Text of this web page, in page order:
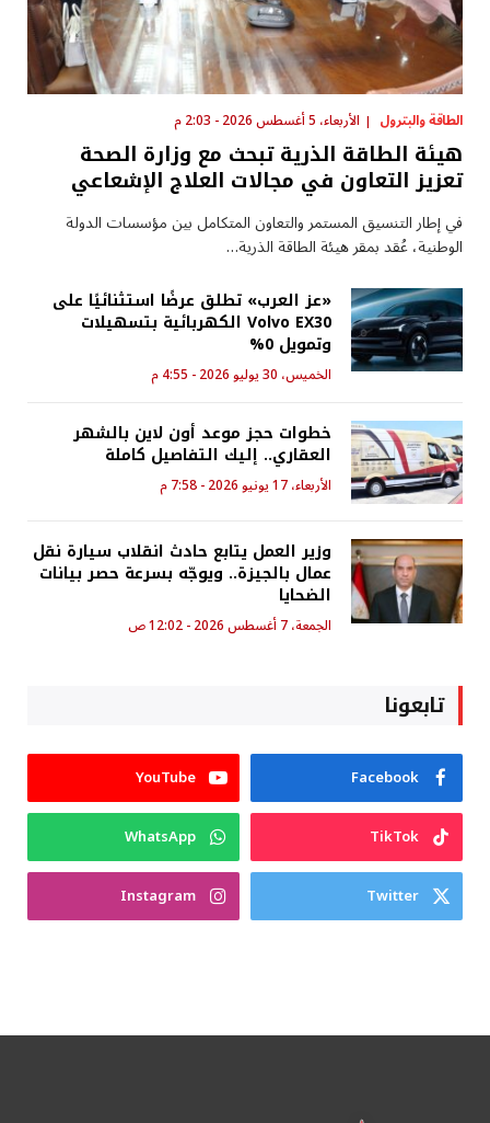
الطاقة والبترول الأربعاء، 5 أغسطس 2026 - 2:03 م
هيئة الطاقة الذرية تبحث مع وزارة الصحة
تعزيز التعاون في مجالات العلاج الإشعاعي
في إطار التنسيق المستمر والتعاون المتكامل بين مؤسسات الدولة
الوطنية، عُقد بمقر هيئة الطاقة الذرية…
«عز العرب» تطلق عرضًا استثنائيًا على
Volvo EX30 الكهربائية بتسهيلات
وتمويل 0%
الخميس، 30 يوليو 2026 - 4:55 م
خطوات حجز موعد أون لاين بالشهر
العقاري.. إليك التفاصيل كاملة
الأربعاء، 17 يونيو 2026 - 7:58 م
وزير العمل يتابع حادث انقلاب سيارة نقل
عمال بالجيزة.. ويوجّه بسرعة حصر بيانات
الضحايا
الجمعة، 7 أغسطس 2026 - 12:02 ص
تابعونا
Facebook
YouTube
TikTok
WhatsApp
Twitter
Instagram